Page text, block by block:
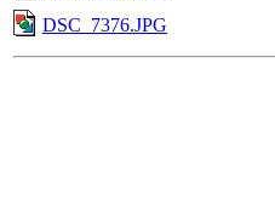
DSC_7376.JPG